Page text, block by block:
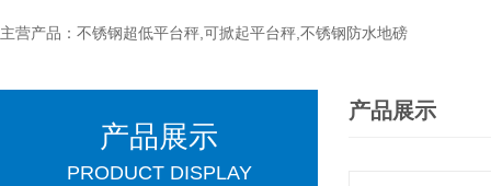
主营产品：不锈钢超低平台秤,可掀起平台秤,不锈钢防水地磅
产品展示
PRODUCT DISPLAY
产品展示